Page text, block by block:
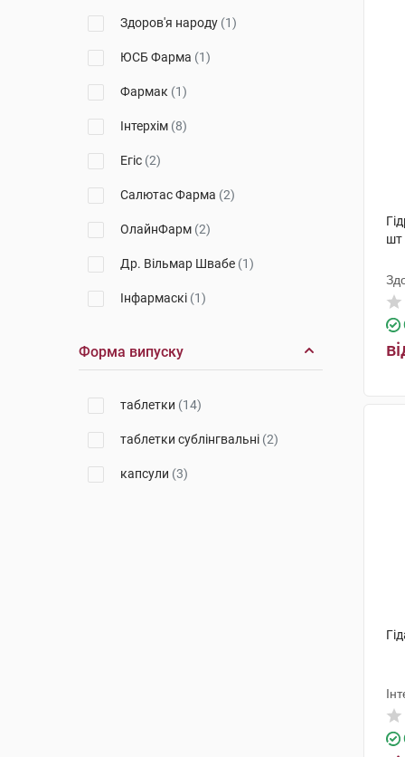
Здоров'я народу (1)
ЮСБ Фарма (1)
Фармак (1)
Інтерхім (8)
Егіс (2)
Салютас Фарма (2)
ОлайнФарм (2)
Др. Вільмар Швабе (1)
Інфармаскі (1)
Форма випуску
таблетки (14)
таблетки сублінгвальні (2)
капсули (3)
шт